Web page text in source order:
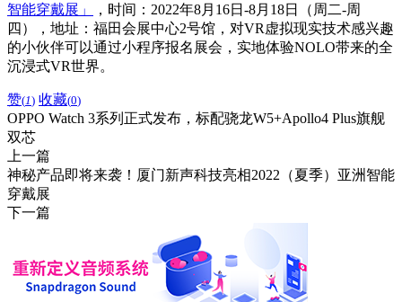
智能穿戴展」
，时间：2022年8月16日-8月18日（周二-周
四），地址：福田会展中心2号馆，对VR虚拟现实技术感兴趣
的小伙伴可以通过小程序报名展会，实地体验NOLO带来的全
沉浸式VR世界。
赞(1) 收藏(0)
OPPO Watch 3系列正式发布，标配骁龙W5+Apollo4 Plus旗舰
双芯
上一篇
神秘产品即将来袭！厦门新声科技亮相2022（夏季）亚洲智能
穿戴展
下一篇